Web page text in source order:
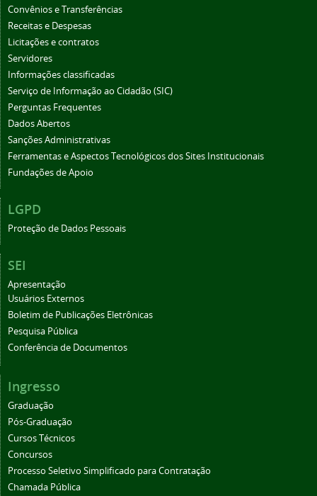
Convênios e Transferências
Receitas e Despesas
Licitações e contratos
Servidores
Informações classificadas
Serviço de Informação ao Cidadão (SIC)
Perguntas Frequentes
Dados Abertos
Sanções Administrativas
Ferramentas e Aspectos Tecnológicos dos Sites Institucionais
Fundações de Apoio
LGPD
Proteção de Dados Pessoais
SEI
Apresentação
Usuários Externos
Boletim de Publicações Eletrônicas
Pesquisa Pública
Conferência de Documentos
Ingresso
Graduação
Pós-Graduação
Cursos Técnicos
Concursos
Processo Seletivo Simplificado para Contratação
Chamada Pública